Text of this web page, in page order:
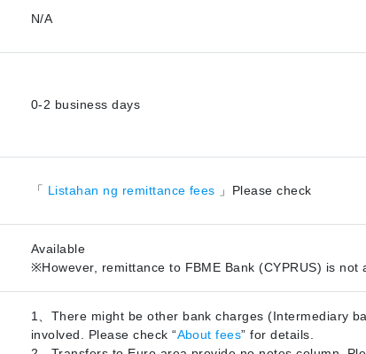
N/A
0-2 business days
「 Listahan ng remittance fees 」Please check
Available
※However, remittance to FBME Bank (CYPRUS) is not
1、There might be other bank charges (Intermediary
involved. Please check “About fees” for details.